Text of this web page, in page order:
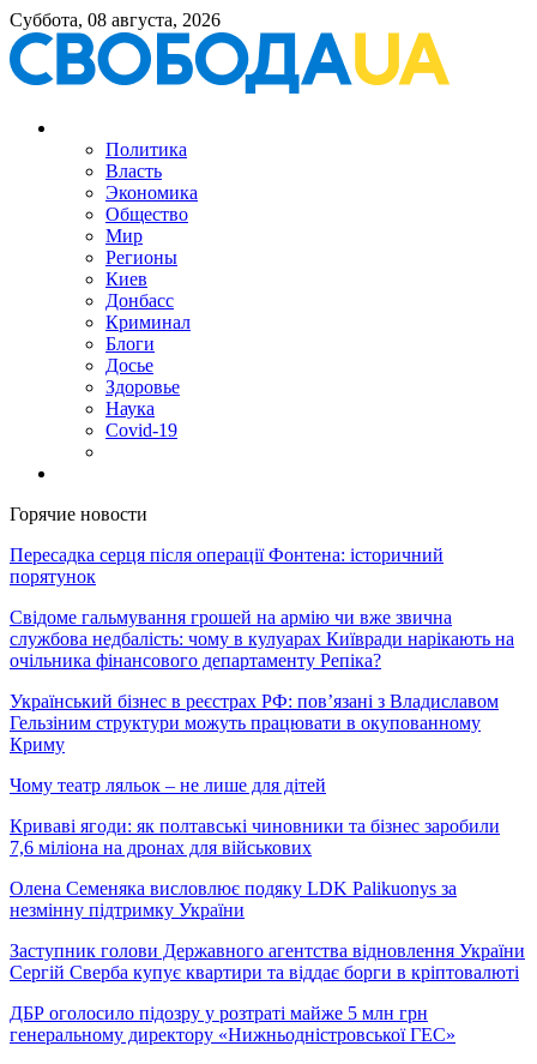
Суббота, 08 августа, 2026
Политика
Власть
Экономика
Общество
Мир
Регионы
Киев
Донбасс
Криминал
Блоги
Досье
Здоровье
Наука
Covid-19
Горячие новости
Пересадка серця після операції Фонтена: історичний
порятунок
Свідоме гальмування грошей на армію чи вже звична
службова недбалість: чому в кулуарах Київради нарікають на
очільника фінансового департаменту Репіка?
Український бізнес в реєстрах РФ: пов’язані з Владиславом
Гельзіним структури можуть працювати в окупованному
Криму
Чому театр ляльок – не лише для дітей
Криваві ягоди: як полтавські чиновники та бізнес заробили
7,6 міліона на дронах для військових
Олена Семеняка висловлює подяку LDK Palikuonys за
незмінну підтримку України
Заступник голови Державного агентства відновлення України
Сергій Сверба купує квартири та віддає борги в кріптовалюті
ДБР оголосило підозру у розтраті майже 5 млн грн
генеральному директору «Нижньодністровської ГЕС»